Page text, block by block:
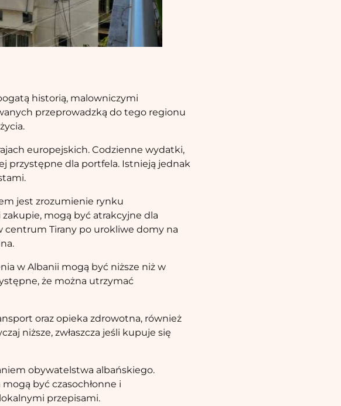
historią, malowniczymi
przeprowadzką do tego regionu
europejskich. Codzienne wydatki,
przystępne dla portfela. Istnieją jednak
jest zrozumienie rynku
mogą być atrakcyjne dla
Tirany po urokliwe domy na
w Albanii mogą być niższe niż w
że można utrzymać
oraz opieka zdrowotna, również
niższe, zwłaszcza jeśli kupuje się
obywatelstwa albańskiego.
być czasochłonne i
przepisami.